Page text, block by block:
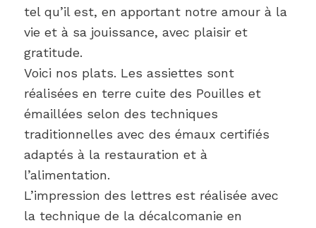
tel qu’il est, en apportant notre amour à la
vie et à sa jouissance, avec plaisir et
gratitude.
Voici nos plats. Les assiettes sont
réalisées en terre cuite des Pouilles et
émaillées selon des techniques
traditionnelles avec des émaux certifiés
adaptés à la restauration et à
l’alimentation.
L’impression des lettres est réalisée avec
la technique de la décalcomanie en